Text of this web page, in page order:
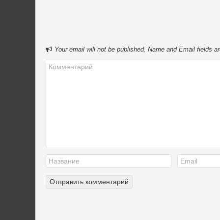
Your email will not be published. Name and Email fields